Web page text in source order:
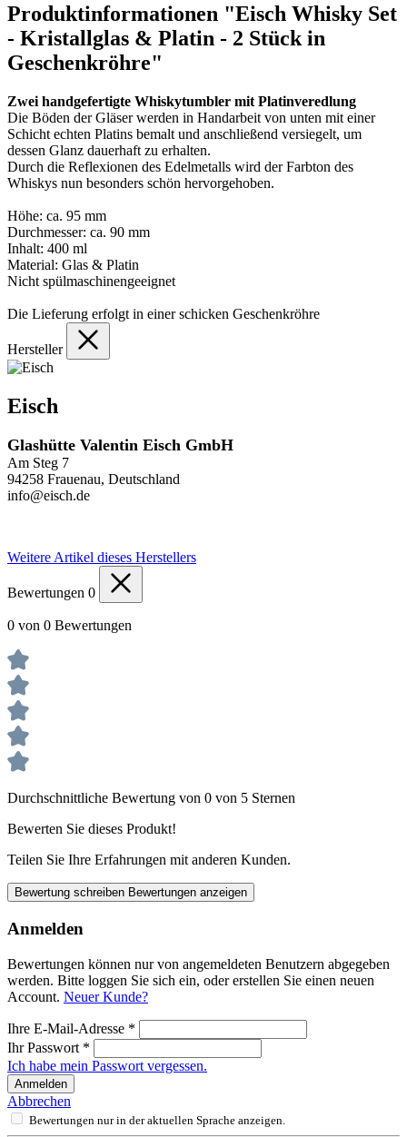
Produktinformationen "Eisch Whisky Set
- Kristallglas & Platin - 2 Stück in
Geschenkröhre"
Zwei handgefertigte Whiskytumbler mit Platinveredlung
Die Böden der Gläser werden in Handarbeit von unten mit einer
Schicht echten Platins bemalt und anschließend versiegelt, um
dessen Glanz dauerhaft zu erhalten.
Durch die Reflexionen des Edelmetalls wird der Farbton des
Whiskys nun besonders schön hervorgehoben.
Höhe: ca. 95 mm
Durchmesser: ca. 90 mm
Inhalt: 400 ml
Material: Glas & Platin
Nicht spülmaschinengeeignet
Die Lieferung erfolgt in einer schicken Geschenkröhre
Hersteller
Eisch
Glashütte Valentin Eisch GmbH
Am Steg 7
94258 Frauenau, Deutschland
info@eisch.de
Weitere Artikel dieses Herstellers
Bewertungen 0
0 von 0 Bewertungen
Durchschnittliche Bewertung von 0 von 5 Sternen
Bewerten Sie dieses Produkt!
Teilen Sie Ihre Erfahrungen mit anderen Kunden.
Bewertung schreiben Bewertungen anzeigen
Anmelden
Bewertungen können nur von angemeldeten Benutzern abgegeben
werden. Bitte loggen Sie sich ein, oder erstellen Sie einen neuen
Account. Neuer Kunde?
Ihre E-Mail-Adresse *
Ihr Passwort *
Ich habe mein Passwort vergessen.
Anmelden
Abbrechen
Bewertungen nur in der aktuellen Sprache anzeigen.